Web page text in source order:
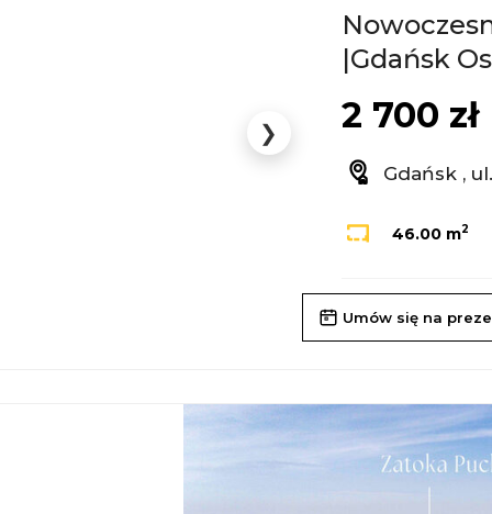
❯
|Gdańsk
2 700 zł
Gdańsk ,
46.00 m2
Umów się na